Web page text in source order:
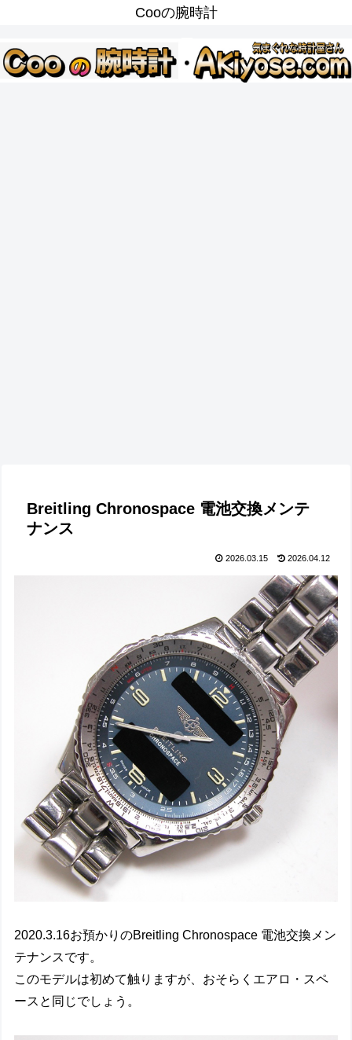
Cooの腕時計
Breitling Chronospace 電池交換メンテ
ナンス
2026.03.15 2026.04.12
2020.3.16お預かりのBreitling Chronospace 電池交換メン
テナンスです。
このモデルは初めて触りますが、おそらくエアロ・スペ
ースと同じでしょう。